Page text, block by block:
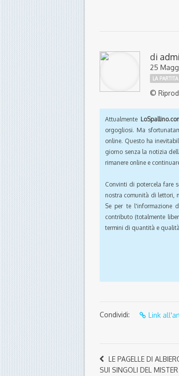
di
25
LA
©
Attualmente
orgogliosi. Ma
online. Questo ha
giorno senza la notizia
rimanere online e
Convinti di potercela fare
nostra comunità di lettori,
Se per te l'informazione
contributo (totalmente
termini di quantità e
Condividi: Link
LE PAGELLE DI
SUI SINGOLI DEL MISTER